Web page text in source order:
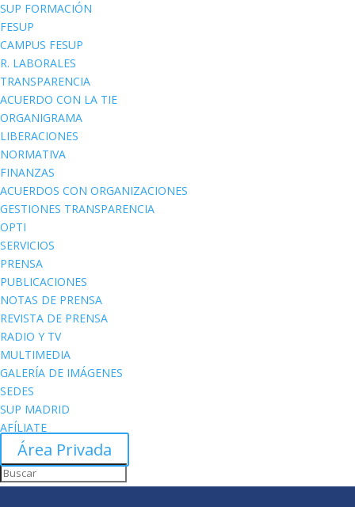
SUP FORMACIÓN
FESUP
CAMPUS FESUP
R. LABORALES
TRANSPARENCIA
ACUERDO CON LA TIE
ORGANIGRAMA
LIBERACIONES
NORMATIVA
FINANZAS
ACUERDOS CON ORGANIZACIONES
GESTIONES TRANSPARENCIA
OPTI
SERVICIOS
PRENSA
PUBLICACIONES
NOTAS DE PRENSA
REVISTA DE PRENSA
RADIO Y TV
MULTIMEDIA
GALERÍA DE IMÁGENES
SEDES
SUP MADRID
AFÍLIATE
Área Privada